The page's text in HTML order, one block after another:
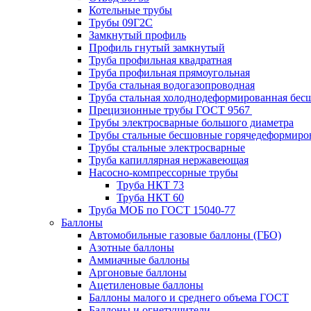
Котельные трубы
Трубы 09Г2С
Замкнутый профиль
Профиль гнутый замкнутый
Труба профильная квадратная
Труба профильная прямоугольная
Труба стальная водогазопроводная
Труба стальная холоднодеформированная
Прецизионные трубы ГОСТ 9567
Трубы электросварные большого диаметра
Трубы стальные бесшовные
Трубы стальные электросварные
Труба капиллярная нержавеющая
Насосно-компрессорные трубы
Труба НКТ 73
Труба НКТ 60
Труба МОБ по ГОСТ 15040-77
Баллоны
Автомобильные газовые баллоны (ГБО)
Азотные баллоны
Аммиачные баллоны
Аргоновые баллоны
Ацетиленовые баллоны
Баллоны малого и среднего объема ГОСТ